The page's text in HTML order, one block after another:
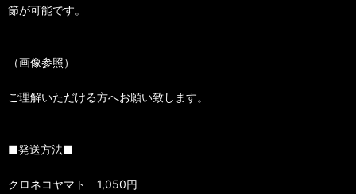
節が可能です。
（画像参照）
ご理解いただける方へお願い致します。
■発送方法■
クロネコヤマト 1,050円